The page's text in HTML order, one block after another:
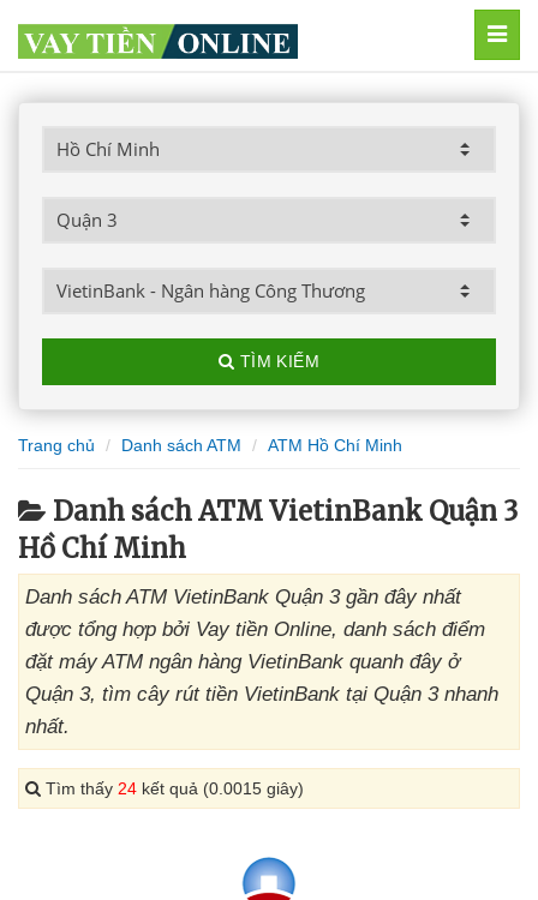
TÌM KIẾM
Trang chủ Danh sách ATM ATM Hồ Chí Minh
Danh sách ATM VietinBank Quận 3
Hồ Chí Minh
Danh sách ATM VietinBank Quận 3 gần đây nhất
được tổng hợp bởi Vay tiền Online, danh sách điểm
đặt máy ATM ngân hàng VietinBank quanh đây ở
Quận 3, tìm cây rút tiền VietinBank tại Quận 3 nhanh
nhất.
Tìm thấy 24 kết quả (0.0015 giây)